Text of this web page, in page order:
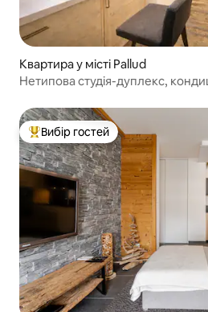
Квартира у місті Pallud
Нетипова студія-дуплекс,
Топ вибір гостей
Вибір гостей